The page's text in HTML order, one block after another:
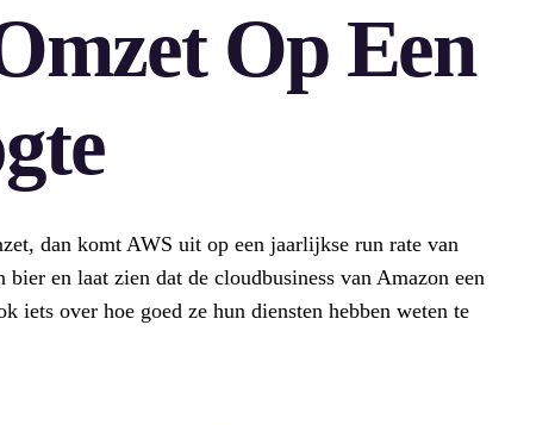
Op Een
dan komt AWS uit op een jaarlijkse run rate van
en laat zien dat de cloudbusiness van Amazon een
iets over hoe goed ze hun diensten hebben weten te